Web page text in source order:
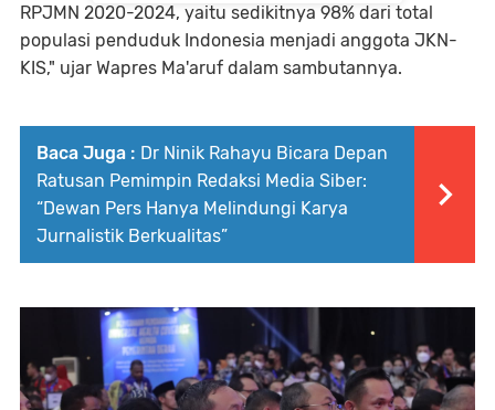
RPJMN 2020-2024, yaitu sedikitnya 98% dari total
populasi penduduk Indonesia menjadi anggota JKN-
KIS," ujar Wapres Ma'aruf dalam sambutannya.
Baca Juga : Dr Ninik Rahayu Bicara Depan
Ratusan Pemimpin Redaksi Media Siber:
“Dewan Pers Hanya Melindungi Karya
Jurnalistik Berkualitas”